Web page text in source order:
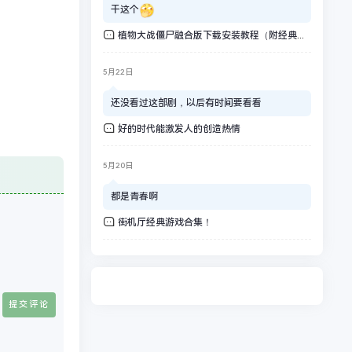
干这个
植物大战僵尸融合版下载安装教程（附经典版）
5月22日
还没看过这部剧，以后有时间要看看
好的时代能激发人的创造热情
5月20日
都是青春啊
街机厅经典游戏合集！